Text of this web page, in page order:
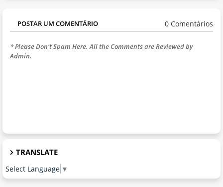
POSTAR UM COMENTÁRIO 0 Comentários
* Please Don't Spam Here. All the Comments are Reviewed by
Admin.
TRANSLATE
Select Language ▼